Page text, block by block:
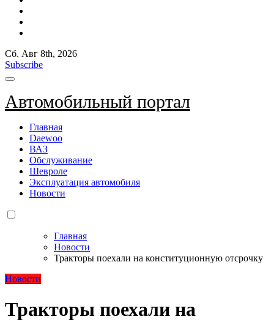
Сб. Авг 8th, 2026
Subscribe
Автомобильный портал
Главная
Daewoo
ВАЗ
Обслуживание
Шевроле
Эксплуатация автомобиля
Новости
Главная
Новости
Тракторы поехали на конституционную отсрочку
Новости
Тракторы поехали на